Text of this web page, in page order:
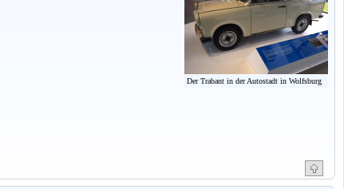
Der Trabant in der Autostadt in Wolfsburg